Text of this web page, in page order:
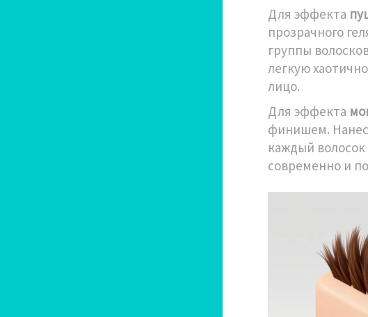
Для эффекта
прозрачного
группы
легкую
лицо.
Для эффекта
финишем.
каждый
современно и